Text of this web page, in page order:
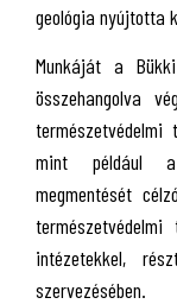
geológia nyújtotta
Munkáját a
összehangolva
természetvédelmi
mint például a
megmentését
intézetekkel,
szervezésében.